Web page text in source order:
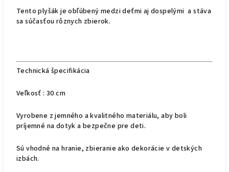
Tento plyšák je obľúbený medzi deťmi aj dospelými a stáva
sa súčasťou rôznych zbierok.
Technická špecifikácia
Veľkosť : 30 cm
Vyrobene z jemného a kvalitného materiálu, aby boli
príjemné na dotyk a bezpečne pre deti.
Sú vhodné na hranie, zbieranie ako dekorácie v detských
izbách.